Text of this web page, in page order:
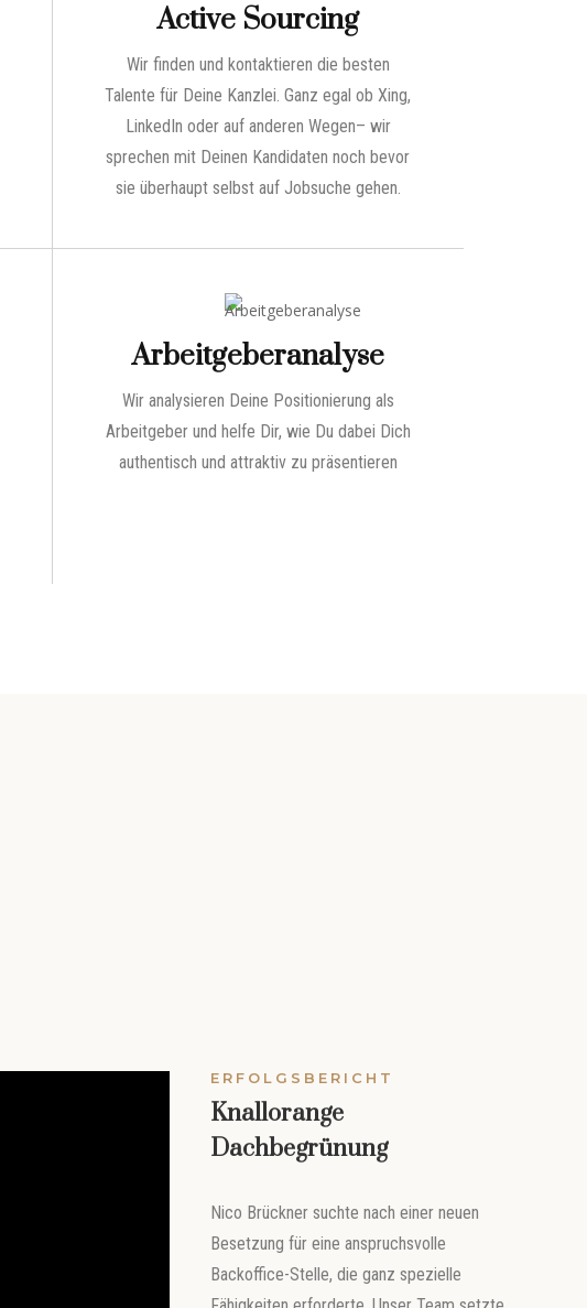
Active Sourcing
Wir finden und kontaktieren die besten
Talente für Deine Kanzlei. Ganz egal ob Xing,
LinkedIn oder auf anderen Wegen– wir
sprechen mit Deinen Kandidaten noch bevor
sie überhaupt selbst auf Jobsuche gehen.
Arbeitgeberanalyse
Wir analysieren Deine Positionierung als
Arbeitgeber und helfe Dir, wie Du dabei Dich
authentisch und attraktiv zu präsentieren
ERFOLGSBERICHT
Knallorange
Dachbegrünung
Nico Brückner suchte nach einer neuen
Besetzung für eine anspruchsvolle
Backoffice-Stelle, die ganz spezielle